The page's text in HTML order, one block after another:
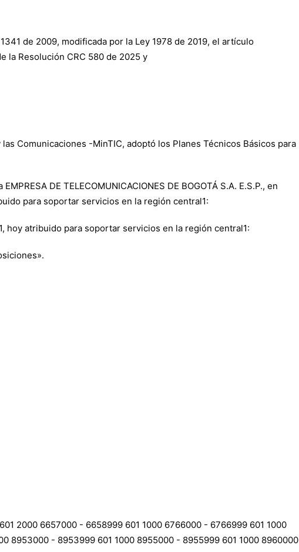
de 2009, modificada por la Ley 1978 de 2019, el artículo
la Resolución CRC 580 de 2025 y
Comunicaciones -MinTIC, adoptó los Planes Técnicos Básicos para
DE TELECOMUNICACIONES DE BOGOTÁ S.A. E.S.P., en
para soportar servicios en la región central1:
hoy atribuido para soportar servicios en la región central1:
2000 6657000 - 6658999 601 1000 6766000 - 6766999 601 1000
8953000 - 8953999 601 1000 8955000 - 8955999 601 1000 8960000